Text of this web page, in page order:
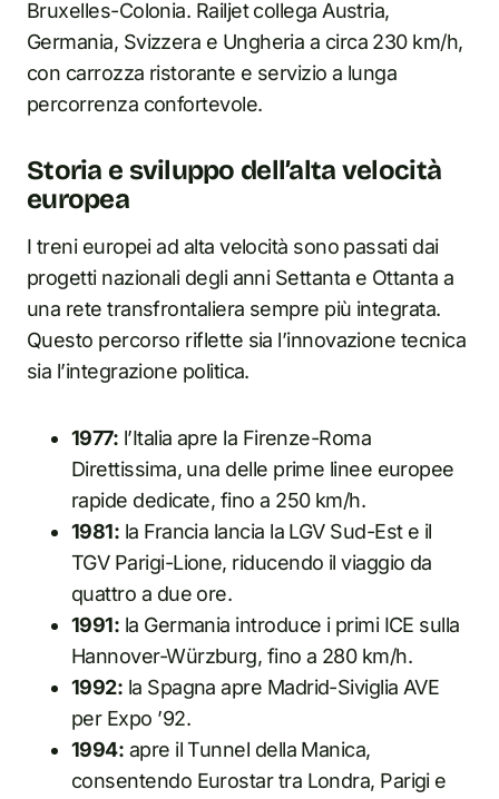
Bruxelles-Colonia. Railjet collega Austria,
Germania, Svizzera e Ungheria a circa 230 km/h,
con carrozza ristorante e servizio a lunga
percorrenza confortevole.
Storia e sviluppo dell’alta velocità
europea
I treni europei ad alta velocità sono passati dai
progetti nazionali degli anni Settanta e Ottanta a
una rete transfrontaliera sempre più integrata.
Questo percorso riflette sia l’innovazione tecnica
sia l’integrazione politica.
1977: l’Italia apre la Firenze-Roma
Direttissima, una delle prime linee europee
rapide dedicate, fino a 250 km/h.
1981: la Francia lancia la LGV Sud-Est e il
TGV Parigi-Lione, riducendo il viaggio da
quattro a due ore.
1991: la Germania introduce i primi ICE sulla
Hannover-Würzburg, fino a 280 km/h.
1992: la Spagna apre Madrid-Siviglia AVE
per Expo ’92.
1994: apre il Tunnel della Manica,
consentendo Eurostar tra Londra, Parigi e